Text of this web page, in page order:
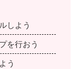
しよう
を行おう
う